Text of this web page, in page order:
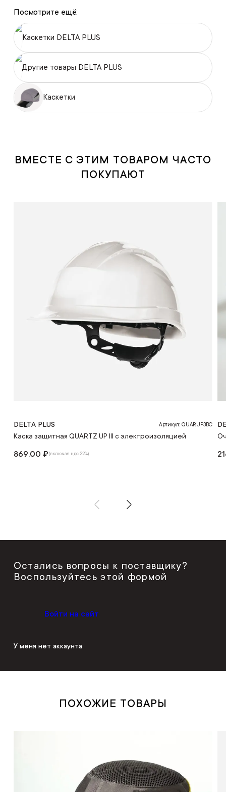
Посмотрите ещё:
Каскетки DELTA PLUS
Другие товары DELTA PLUS
Каскетки
ВМЕСТЕ С ЭТИМ ТОВАРОМ ЧАСТО
ПОКУПАЮТ
DELTA PLUS Артикул: QUARUP3BC
Каска защитная QUARTZ UP III с электроизоляцией
869.00 ₽(включая ндс 22%)
Остались вопросы к поставщику?
Воспользуйтесь этой формой
Войти на сайт
У меня нет аккаунта
ПОХОЖИЕ ТОВАРЫ